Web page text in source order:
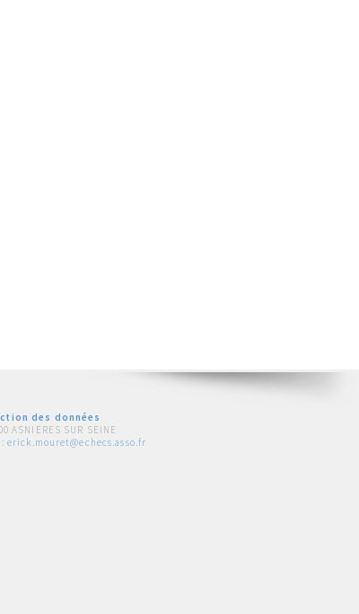
des données
ASNIERES SUR SEINE
erick.mouret@echecs.asso.fr